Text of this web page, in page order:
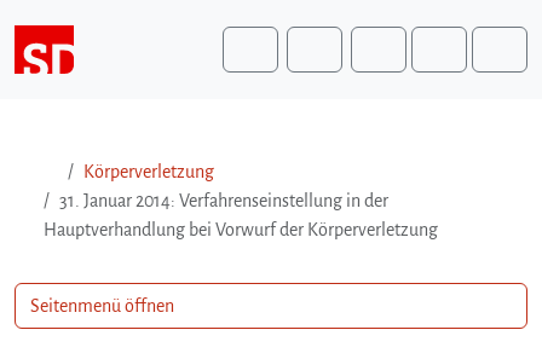
Search
Körperverletzung
31. Januar 2014: Verfahrenseinstellung in der
Hauptverhandlung bei Vorwurf der Körperverletzung
Seitenmenü öffnen